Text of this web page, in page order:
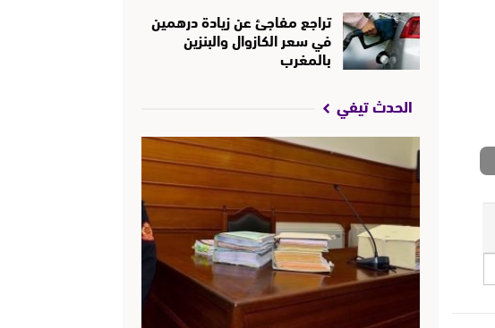
تراجع مفاجئ عن زيادة درهمين
في سعر الكازوال والبنزين
بالمغرب
الحدث تيفي